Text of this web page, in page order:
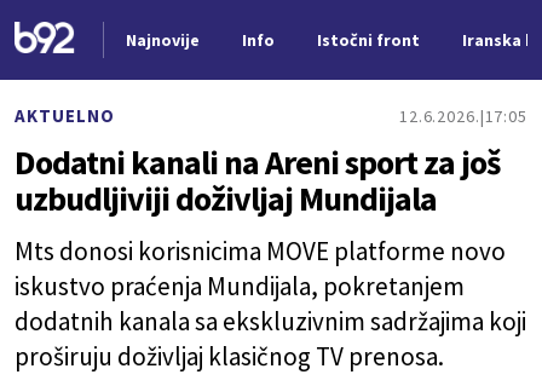
Najnovije Info Istočni front Iranska
AKTUELNO 12.6.2026. 17:05
Dodatni kanali na Areni sport za još
uzbudljiviji doživljaj Mundijala
Mts donosi korisnicima MOVE platforme novo
iskustvo praćenja Mundijala, pokretanjem
dodatnih kanala sa ekskluzivnim sadržajima koji
proširuju doživljaj klasičnog TV prenosa.